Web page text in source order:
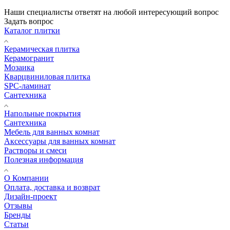
Наши специалисты ответят на любой интересующий вопрос
Задать вопрос
Каталог плитки
Керамическая плитка
Керамогранит
Мозаика
Кварцвиниловая плитка
SPC-ламинат
Сантехника
Напольные покрытия
Сантехника
Мебель для ванных комнат
Аксессуары для ванных комнат
Растворы и смеси
Полезная информация
О Компании
Оплата, доставка и возврат
Дизайн-проект
Отзывы
Бренды
Статьи